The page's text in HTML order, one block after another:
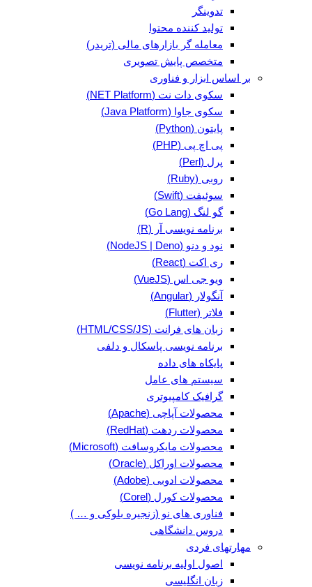
تدوینگر
تولید کننده محتوا
معامله گر بازارهای مالی (تریدر)
متخصص پایش تصویری
بر اساس ابزار و فناوری
سکوی دات نت (NET Platform)
سکوی جاوا (Java Platform)
پایتون (Python)
پی اچ پی (PHP)
پرل (Perl)
روبی (Ruby)
سوئیفت (Swift)
گو لنگ (Go Lang)
برنامه نویسی آر (R)
نود و دنو (NodeJS | Deno)
ری اکت (React)
ویو جی اس (VueJS)
آنگولار (Angular)
فلاتر (Flutter)
زبان های فرانت (HTML/CSS/JS)
برنامه نویسی پاسکال و دلفی
پایکاه های داده
سیستم های عامل
گرافیک کامپیوتری
محصولات آپاچی (Apache)
محصولات ردهت (RedHat)
محصولات مایکروسافت (Microsoft)
محصولات اوراکل (Oracle)
محصولات ادوبی (Adobe)
محصولات کورل (Corel)
فناوری های نو (زنجیره بلوکی و … )
دروس دانشگاهی
مهارتهای فردی
اصول اولیه برنامه نویسی
زبان انگلیسی